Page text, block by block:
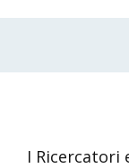
I Ricercatori